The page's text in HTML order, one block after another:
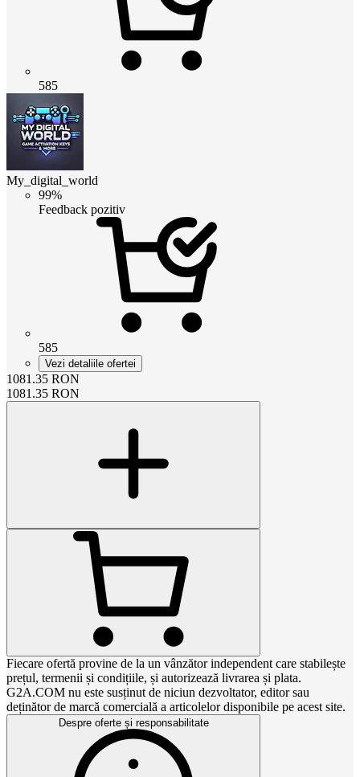
585
My_digital_world
99%
Feedback pozitiv
585
Vezi detaliile ofertei
1081.35 RON
1081.35 RON
Fiecare ofertă provine de la un vânzător independent care stabilește
prețul, termenii și condițiile, și autorizează livrarea și plata.
G2A.COM nu este susținut de niciun dezvoltator, editor sau
deținător de marcă comercială a articolelor disponibile pe acest site.
Despre oferte și responsabilitate